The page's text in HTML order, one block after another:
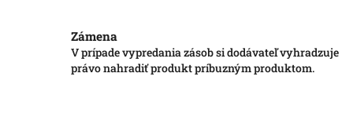
Zámena
V prípade vypredania zásob si dodávateľ vyhradzuje
právo nahradiť produkt príbuzným produktom.